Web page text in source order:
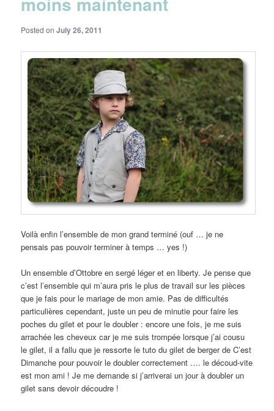
Posted onJuly 26, 2011
Voilà enfin l’ensemble de mon grand terminé (ouf … je ne
pensais pas pouvoir terminer à temps … yes !)
Un ensemble d’Ottobre en sergé léger et en liberty. Je pense que
c’est l’ensemble qui m’aura pris le plus de travail sur les pièces
que je fais pour le mariage de mon amie. Pas de difficultés
particulières cependant, juste un peu de minutie pour faire les
poches du gilet et pour le doubler : encore une fois, je me suis
arrachée les cheveux car je me suis trompée lorsque j’ai cousu
le gilet, il a fallu que je ressorte le tuto du gilet de berger de C’est
Dimanche pour pouvoir le doubler correctement …. le découd-vite
est mon ami ! Je me demande si j’arriverai un jour à doubler un
gilet sans devoir découdre !